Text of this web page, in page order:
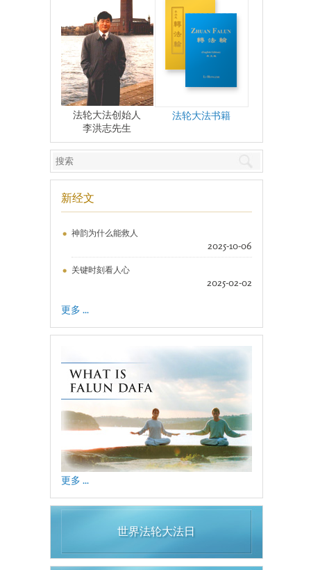
法轮大法创始人
李洪志先生
法轮大法书籍
新经文
神韵为什么能救人
2025-10-06
关键时刻看人心
2025-02-02
更多 ...
更多 ...
世界法轮大法日